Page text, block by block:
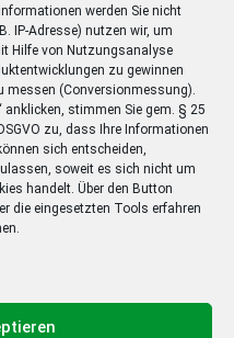
werden Sie nicht
IP-Adresse) nutzen wir, um
Hilfe von Nutzungsanalyse
zu gewinnen
messen (Conversionmessung).
anklicken, stimmen Sie gem. § 25
zu, dass Ihre Informationen
sich entscheiden,
soweit es sich nicht um
handelt. Über den Button
die eingesetzten Tools erfahren
Ihr Abo –